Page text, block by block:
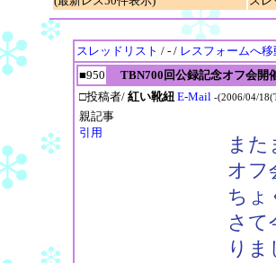
スレッドリスト / - / レスフォームへ移
■950
TBN700回公録記念オフ会開
□投稿者/ 紅い靴紐 E-Mail -(2006/04/
親記事
引用
また
オフ
ちょ
さて
りま